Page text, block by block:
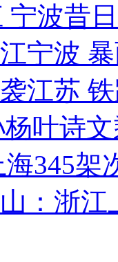
宁波昔
宁波
江苏
叶诗
海345架
：浙